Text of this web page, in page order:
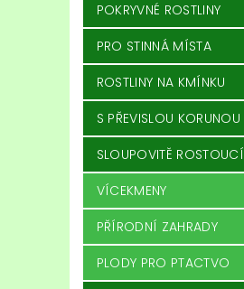
POKRYVNÉ ROSTLINY
PRO STINNÁ MÍSTA
ROSTLINY NA KMÍNKU
S PŘEVISLOU KORUNOU
SLOUPOVITĚ ROSTOUCÍ
VÍCEKMENY
PŘÍRODNÍ ZAHRADY
PLODY PRO PTACTVO